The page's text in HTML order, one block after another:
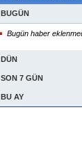
BUGÜN
Bugün haber
DÜN
SON 7 GÜN
BU AY